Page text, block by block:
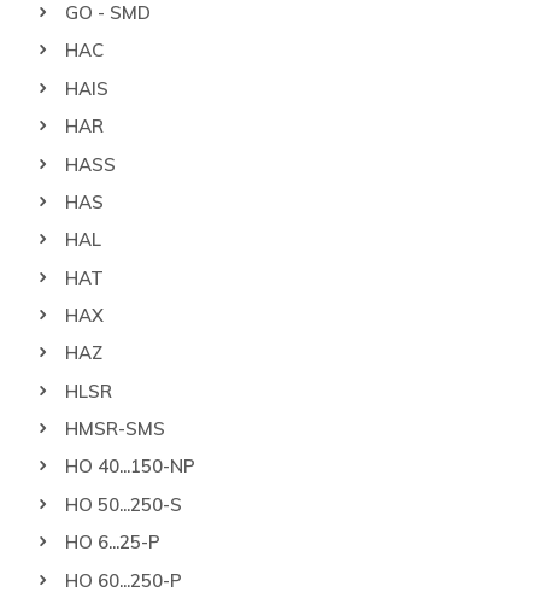
GO - SMD
HAC
HAIS
HAR
HASS
HAS
HAL
HAT
HAX
HAZ
HLSR
HMSR-SMS
HO 40...150-NP
HO 50...250-S
HO 6...25-P
HO 60...250-P